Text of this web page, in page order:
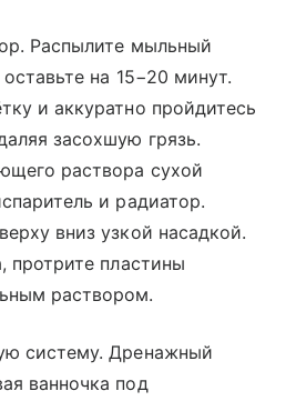
Распылите мыльный
на 15−20 минут.
и аккуратно пройдитесь
засохшую грязь.
раствора сухой
и радиатор.
вниз узкой насадкой.
протрите пластины
раствором.
систему. Дренажный
ванночка под